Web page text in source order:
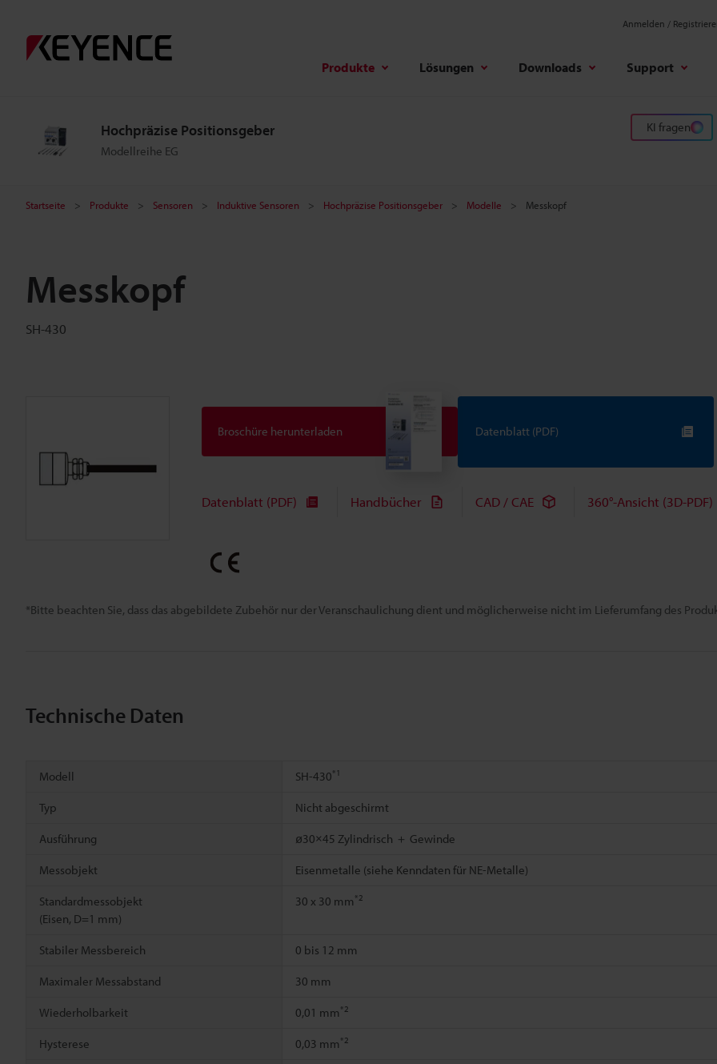
Anmelden /
Produkte Lösungen Downloads Support
Hochpräzise Positionsgeber
Modellreihe EG
KI fragen
Startseite Produkte Sensoren Induktive Sensoren Hochpräzise Positionsgeber Modelle Messkopf
Messkopf
SH-430
*Bitte beachten Sie, dass das abgebildete Zubehör nur der Veranschaulichung dient und möglicherweise nicht im Lieferumfang des
Broschüre herunterladen Datenblatt (PDF)
Datenblatt (PDF) Handbücher CAD / CAE 360°-Ansicht (3D-PDF)
Technische Daten
Modell SH-430*1
Typ Nicht abgeschirmt
Ausführung ø30×45 Zylindrisch ＋ Gewinde
Messobjekt Eisenmetalle (siehe Kenndaten für NE-Metalle)
Standardmessobjekt
(Eisen, D=1 mm)
30 x 30 mm *2
Stabiler Messbereich 0 bis 12 mm
Maximaler Messabstand 30 mm
Wiederholbarkeit 0,01 mm *2
Hysterese 0,03 mm *2